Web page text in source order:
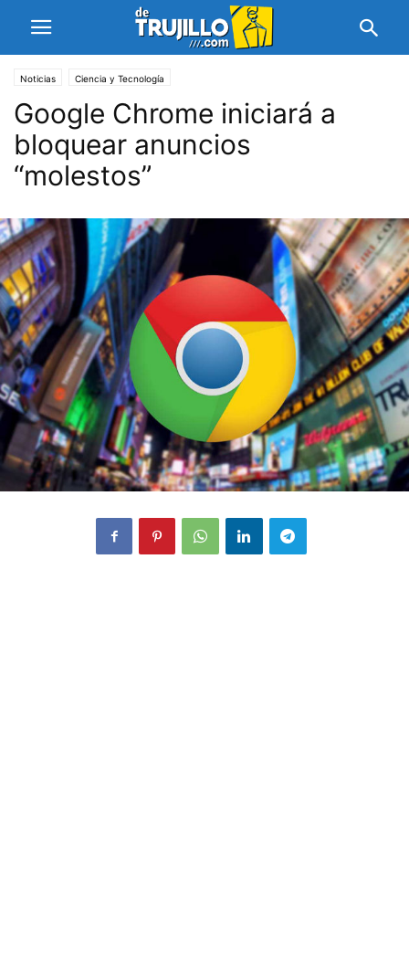
Noticias Ciencia y Tecnología
Google Chrome iniciará a
bloquear anuncios
“molestos”